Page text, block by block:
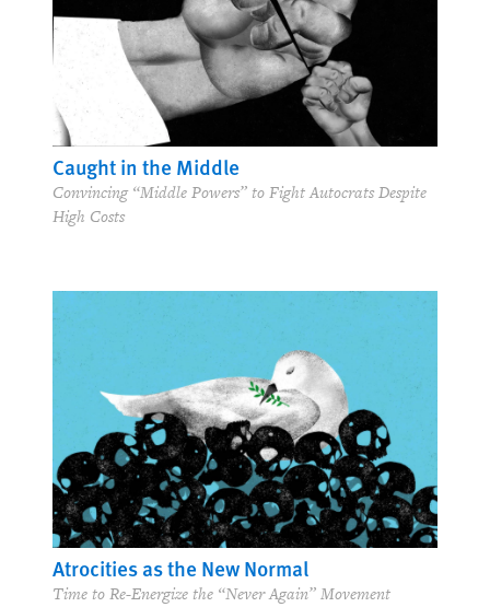
Caught in the Middle
Convincing “Middle Powers” to Fight Autocrats Despite
High Costs
Atrocities as the New Normal
Time to Re-Energize the “Never Again” Movement